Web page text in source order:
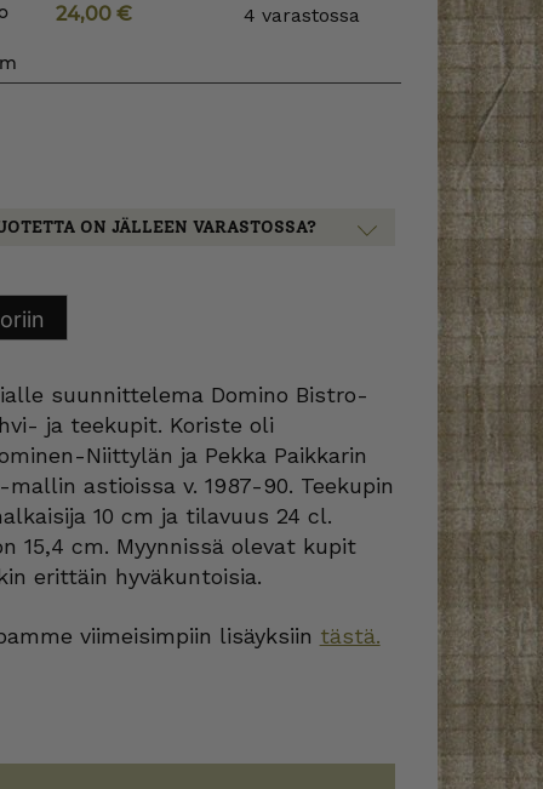
24,00 € 4 varastossa
ON JÄLLEEN VARASTOSSA?
suunnittelema Domino Bistro-
ja teekupit. Koriste oli
Niittylän ja Pekka Paikkarin
astioissa v. 1987-90. Teekupin
10 cm ja tilavuus 24 cl.
15,4 cm. Myynnissä olevat kupit
erittäin hyväkuntoisia.
viimeisimpiin lisäyksiin tästä.